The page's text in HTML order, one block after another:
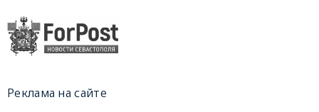
Реклама на сайте